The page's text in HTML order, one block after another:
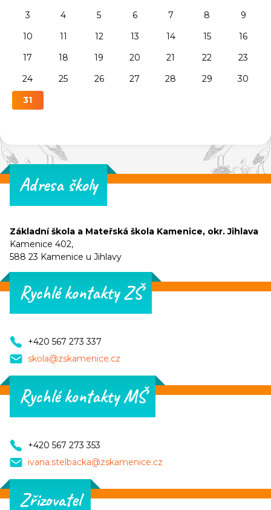
3
4 5 6 7 8
9
10
11 12 13 14 15
16
17
18 19 20 21 22
23
24
25 26 27 28 29
30
31
Adresa školy
Základní škola a Mateřská škola Kamenice, okr. Jihlava
Kamenice 402,
588 23 Kamenice u Jihlavy
Rychlé kontakty ZŠ
+420 567 273 337
skola@zskamenice.cz
Rychlé kontakty MŠ
+420 567 273 353
ivana.stelbacka@zskamenice.cz
Zřizovatel